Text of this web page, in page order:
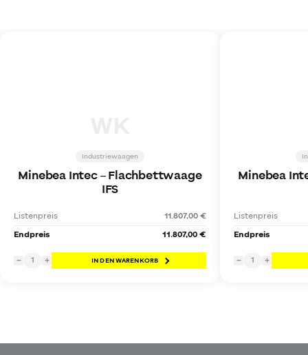
Industriewaagen
Minebea Intec–Flachbettwaage
IFS
Listenpreis
11.807,00 €
Endpreis
11.807,00 €
− 1 + IN DEN WARENKORB
Minebea
Listenpreis
Endpreis
− 1 +